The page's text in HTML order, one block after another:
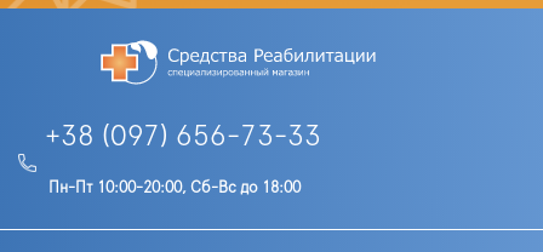
+38 (097) 656-73-33
Пн-Пт 10:00-20:00, Сб-Вс до 18:00